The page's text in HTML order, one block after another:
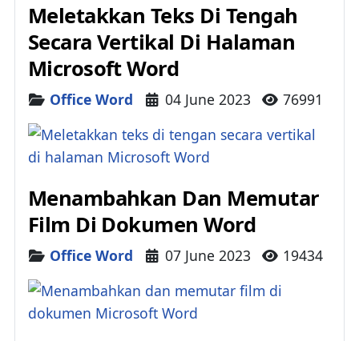
Meletakkan Teks Di Tengah
Secara Vertikal Di Halaman
Microsoft Word
DetailsOffice Word 04 June 2023 76991
Menambahkan Dan Memutar
Film Di Dokumen Word
DetailsOffice Word 07 June 2023 19434